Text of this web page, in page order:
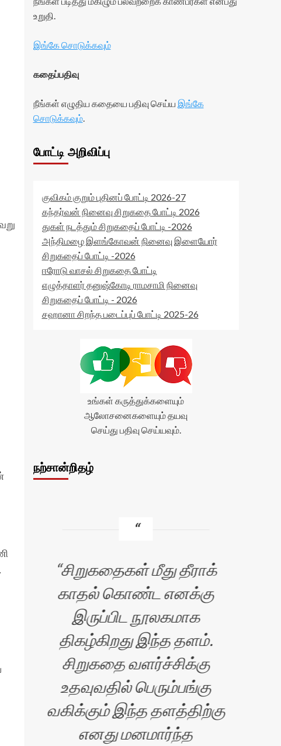
உறுதி.
இங்கே சொடுக்கவும்
கதைப்பதிவு
நீங்கள் எழுதிய கதையை பதிவு செய்ய இங்கே
சொடுக்கவும்.
போட்டி அறிவிப்பு
குவிகம் குறும் புதினப் போட்டி 2026-27
கந்தர்வன் நினைவு சிறுகதை போட்டி 2026
துகள் நடத்தும் சிறுகதைப் போட்டி -2026
அந்திமழை இளங்கோவன் நினைவு இளையோர்
சிறுகதைப் போட்டி -2026
ஈரோடு வாசல் சிறுகதை போட்டி
எழுத்தாளர் தனுஷ்கோடி ராமசாமி நினைவு
சிறுகதைப் போட்டி - 2026
சஹானா சிறந்த படைப்புப் போட்டி 2025-26
உங்கள் கருத்துக்களையும்
ஆலோசனைகளையும் தயவு
செய்து பதிவு செய்யவும்.
நற்சான்றிதழ்
சிறுகதைகள் மீது தீராக்
காதல் கொண்ட எனக்கு
இருப்பிட நூலகமாக
திகழ்கிறது இந்த தளம்.
சிறுகதை வளர்ச்சிக்கு
உதவுவதில் பெரும்பங்கு
வகிக்கும் இந்த தளத்திற்கு
எனது மனமார்ந்த